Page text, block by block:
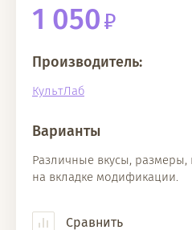
1 050
Производитель:
КультЛаб
Варианты
Различные вкусы,
на вкладке модификации.
Сравнить